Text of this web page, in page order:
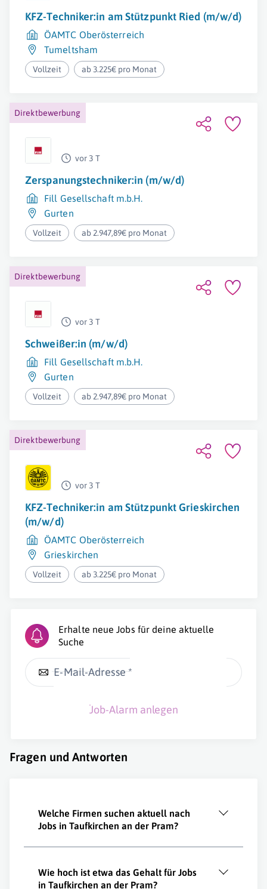
KFZ-Techniker:in am Stützpunkt Ried (m/w/d)
ÖAMTC Oberösterreich
Tumeltsham
Vollzeit ab 3.225€ pro Monat
Direktbewerbung
vor 3 T
Zerspanungstechniker:in (m/w/d)
Fill Gesellschaft m.b.H.
Gurten
Vollzeit ab 2.947,89€ pro Monat
Direktbewerbung
vor 3 T
Schweißer:in (m/w/d)
Fill Gesellschaft m.b.H.
Gurten
Vollzeit ab 2.947,89€ pro Monat
Direktbewerbung
vor 3 T
KFZ-Techniker:in am Stützpunkt Grieskirchen
(m/w/d)
ÖAMTC Oberösterreich
Grieskirchen
Vollzeit ab 3.225€ pro Monat
Erhalte neue Jobs für deine aktuelle
Suche
E-Mail-Adresse *
Job-Alarm anlegen
Fragen und Antworten
Welche Firmen suchen aktuell nach
Jobs in Taufkirchen an der Pram?
Wie hoch ist etwa das Gehalt für Jobs
in Taufkirchen an der Pram?